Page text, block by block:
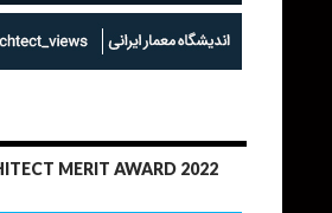
MERIT AWARD 2022